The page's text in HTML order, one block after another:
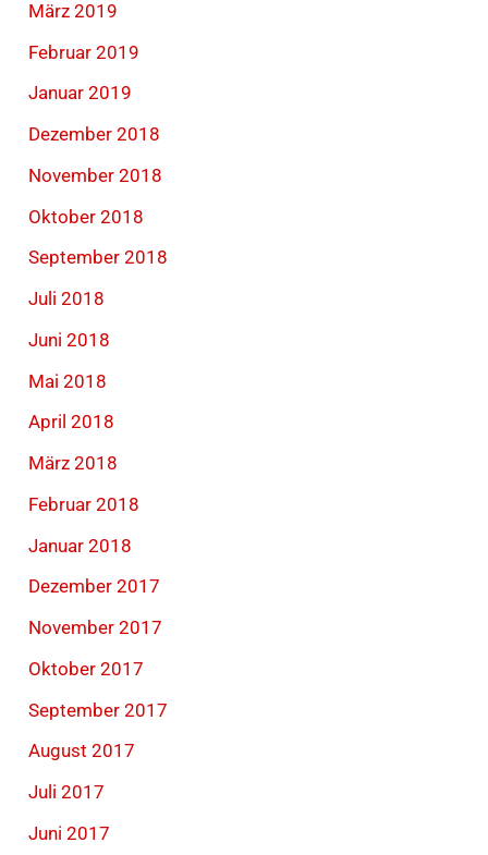
März 2019
Februar 2019
Januar 2019
Dezember 2018
November 2018
Oktober 2018
September 2018
Juli 2018
Juni 2018
Mai 2018
April 2018
März 2018
Februar 2018
Januar 2018
Dezember 2017
November 2017
Oktober 2017
September 2017
August 2017
Juli 2017
Juni 2017